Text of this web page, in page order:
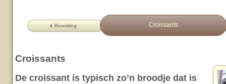
Bereiding Croissants
Croissants
De croissant is typisch zo’n broodje dat is